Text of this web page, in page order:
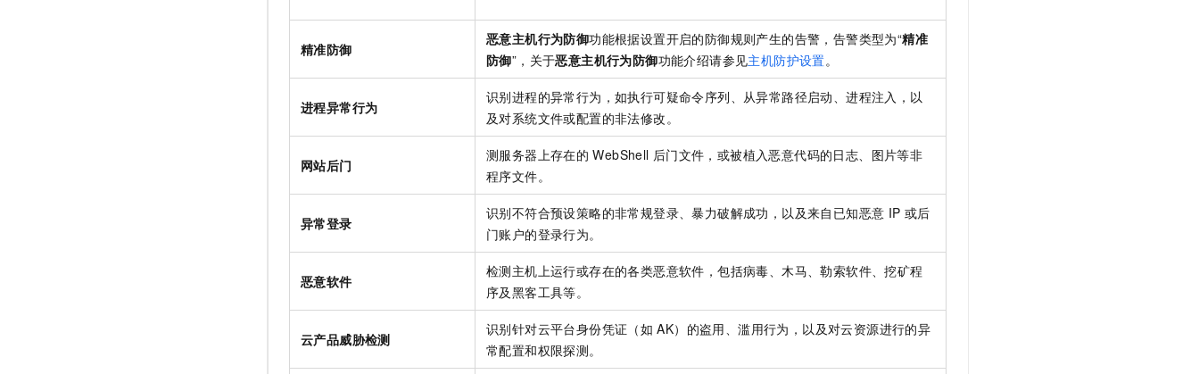
精准防御
恶意主机行为防御功能根据设置开启的防御规则产生的告警，告警类型为“精准
防御”，关于恶意主机行为防御功能介绍请参见主机防护设置。
进程异常行为
识别进程的异常行为，如执行可疑命令序列、从异常路径启动、进程注入，以
及对系统文件或配置的非法修改。
网站后门
测服务器上存在的 WebShell 后门文件，或被植入恶意代码的日志、图片等非
程序文件。
异常登录
识别不符合预设策略的非常规登录、暴力破解成功，以及来自已知恶意 IP 或后
门账户的登录行为。
恶意软件
检测主机上运行或存在的各类恶意软件，包括病毒、木马、勒索软件、挖矿程
序及黑客工具等。
云产品威胁检测
识别针对云平台身份凭证（如 AK）的盗用、滥用行为，以及对云资源进行的异
常配置和权限探测。